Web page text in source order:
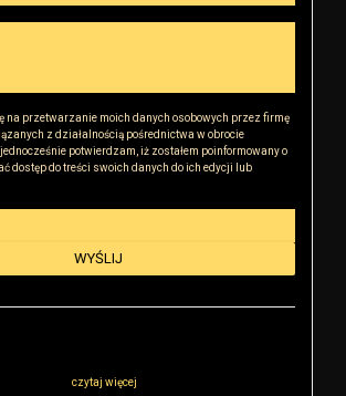
na przetwarzanie moich danych osobowych przez firmę
z działalnością pośrednictwa w obrocie
potwierdzam, iż zostałem poinformowany o
dostęp do treści swoich danych do ich edycji lub
WYŚLIJ
czytaj więcej